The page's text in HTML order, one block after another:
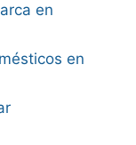
en
en